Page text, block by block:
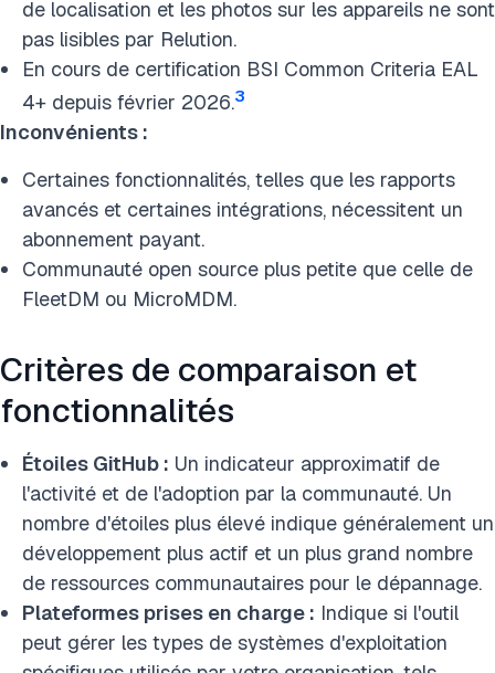
de localisation et les photos sur les appareils ne sont
pas lisibles par Relution.
En cours de certification BSI Common Criteria EAL
4+ depuis février 2026.3
Inconvénients :
Certaines fonctionnalités, telles que les rapports
avancés et certaines intégrations, nécessitent un
abonnement payant.
Communauté open source plus petite que celle de
FleetDM ou MicroMDM.
Critères de comparaison et
fonctionnalités
Étoiles GitHub : Un indicateur approximatif de
l'activité et de l'adoption par la communauté. Un
nombre d'étoiles plus élevé indique généralement un
développement plus actif et un plus grand nombre
de ressources communautaires pour le dépannage.
Plateformes prises en charge : Indique si l'outil
peut gérer les types de systèmes d'exploitation